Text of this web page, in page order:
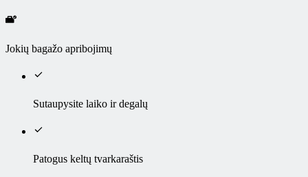
Jokių bagažo apribojimų
Sutaupysite laiko ir degalų
Patogus keltų tvarkaraštis